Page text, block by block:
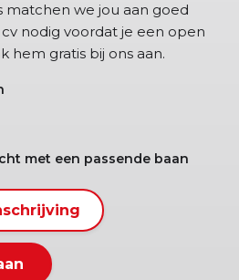
matchen we jou aan goed
nodig voordat je een open
hem gratis bij ons aan.
met een passende baan